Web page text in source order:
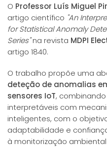
O Professor Luís Miguel
artigo científico "An
for Statistical Anomaly
Series"na revista MDPI
artigo 1840.
O trabalho propõe uma
deteção de anomalias
sensores IoT,
interpretáveis com
inteligentes, com o
adaptabilidade e
à monitorização